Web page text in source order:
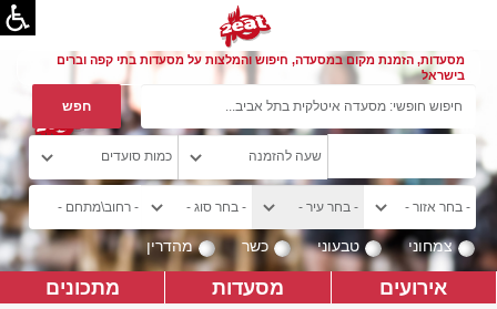
מסעדות, הזמנת מקום במסעדה, חיפוש והמלצות על מסעדות בתי קפה וברים
בישראל
צמחוני טבעוני כשר מהדרין
אירועים מסעדות מתכונים